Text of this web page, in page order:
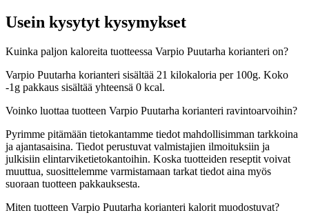
Usein kysytyt kysymykset
Kuinka paljon kaloreita tuotteessa Varpio Puutarha korianteri on?
Varpio Puutarha korianteri sisältää 21 kilokaloria per 100g. Koko
-1g pakkaus sisältää yhteensä 0 kcal.
Voinko luottaa tuotteen Varpio Puutarha korianteri ravintoarvoihin?
Pyrimme pitämään tietokantamme tiedot mahdollisimman tarkkoina
ja ajantasaisina. Tiedot perustuvat valmistajien ilmoituksiin ja
julkisiin elintarviketietokantoihin. Koska tuotteiden reseptit voivat
muuttua, suosittelemme varmistamaan tarkat tiedot aina myös
suoraan tuotteen pakkauksesta.
Miten tuotteen Varpio Puutarha korianteri kalorit muodostuvat?